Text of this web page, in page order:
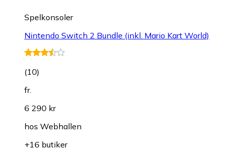
Spelkonsoler
Nintendo Switch 2 Bundle (inkl. Mario Kart World)
(10)
fr.
6 290 kr
hos Webhallen
+16 butiker